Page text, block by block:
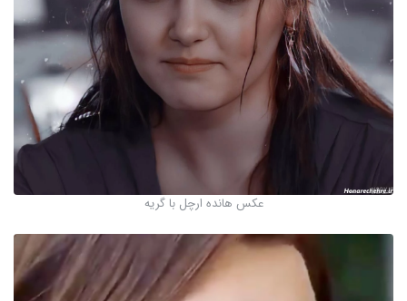
عکس هانده ارچل با گریه